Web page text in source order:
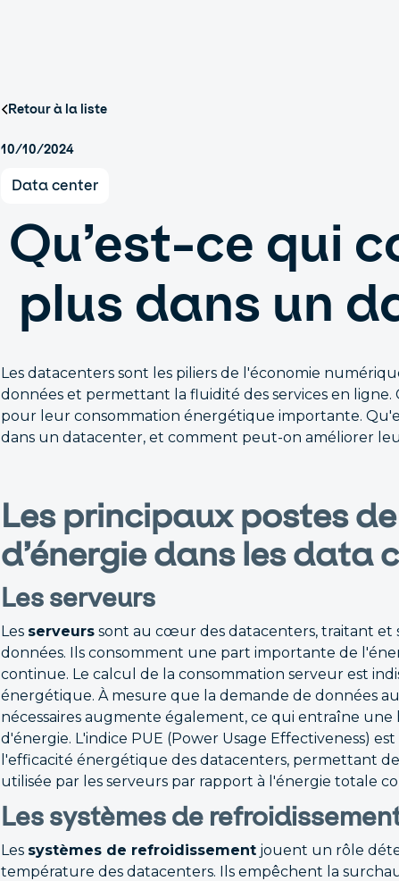
Retour à la liste
10/10/2024
Data center
Qu’est-ce qui
plus dans un
Les datacenters sont les piliers de l'économie
données et permettant la fluidité des services en
pour leur consommation énergétique importante.
dans un datacenter, et comment peut-on améliorer
Les principaux postes
d’énergie dans les data
Les serveurs
Les serveurs sont au cœur des datacenters, traitant et
données. Ils consomment une part importante de
continue. Le calcul de la consommation serveur est
énergétique. À mesure que la demande de données
nécessaires augmente également, ce qui entraîne
d'énergie. L'indice PUE (Power Usage Effectiveness)
l'efficacité énergétique des datacenters, permettant
utilisée par les serveurs par rapport à l'énergie totale
Les systèmes de
Les systèmes de refroidissement jouent un rôle
température des datacenters. Ils empêchent la